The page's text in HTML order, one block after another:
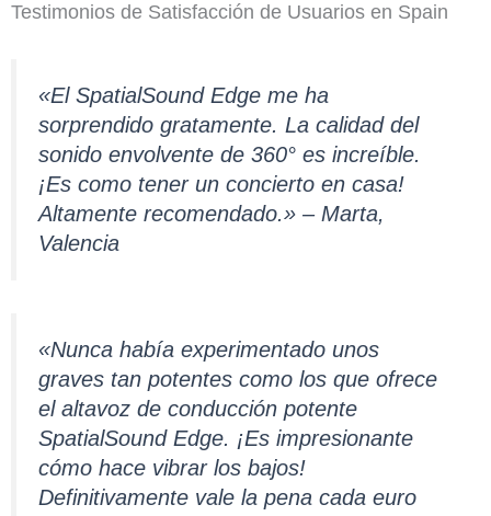
Testimonios de Satisfacción de Usuarios en Spain
«El SpatialSound Edge me ha
sorprendido gratamente. La calidad del
sonido envolvente de 360° es increíble.
¡Es como tener un concierto en casa!
Altamente recomendado.» – Marta,
Valencia
«Nunca había experimentado unos
graves tan potentes como los que ofrece
el altavoz de conducción potente
SpatialSound Edge. ¡Es impresionante
cómo hace vibrar los bajos!
Definitivamente vale la pena cada euro